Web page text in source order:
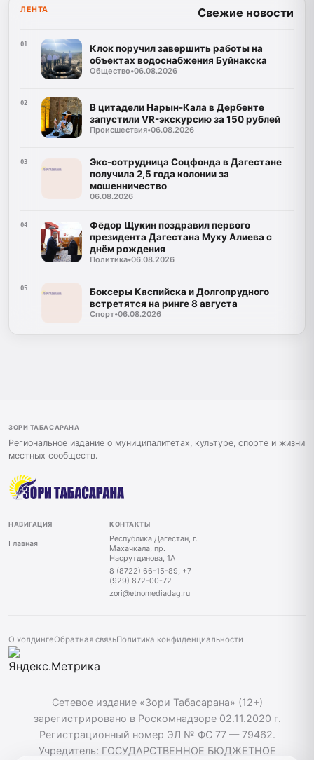
ЛЕНТА Свежие новости
01
Клок поручил завершить работы на
объектах водоснабжения Буйнакска
Общество•06.08.2026
02
В цитадели Нарын-Кала в Дербенте
запустили VR-экскурсию за 150 рублей
Происшествия•06.08.2026
03
Экс-сотрудница Соцфонда в Дагестане
получила 2,5 года колонии за
мошенничество
06.08.2026
04
Фёдор Щукин поздравил первого
президента Дагестана Муху Алиева с
днём рождения
Политика•06.08.2026
05
Боксеры Каспийска и Долгопрудного
встретятся на ринге 8 августа
Спорт•06.08.2026
ЗОРИ ТАБАСАРАНА
Региональное издание о муниципалитетах, культуре, спорте и жизни
местных сообществ.
НАВИГАЦИЯ
Главная
КОНТАКТЫ
Республика Дагестан, г.
Махачкала, пр.
Насрутдинова, 1А
8 (8722) 66-15-89, +7
(929) 872-00-72
zori@etnomediadag.ru
О холдингеОбратная связьПолитика конфиденциальности
Сетевое издание «Зори Табасарана» (12+)
зарегистрировано в Роскомнадзоре 02.11.2020 г.
Регистрационный номер ЭЛ № ФС 77 — 79462.
Учредитель: ГОСУДАРСТВЕННОЕ БЮДЖЕТНОЕ